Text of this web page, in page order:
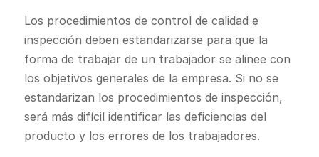
Los procedimientos de control de calidad e
inspección deben estandarizarse para que la
forma de trabajar de un trabajador se alinee con
los objetivos generales de la empresa. Si no se
estandarizan los procedimientos de inspección,
será más difícil identificar las deficiencias del
producto y los errores de los trabajadores.